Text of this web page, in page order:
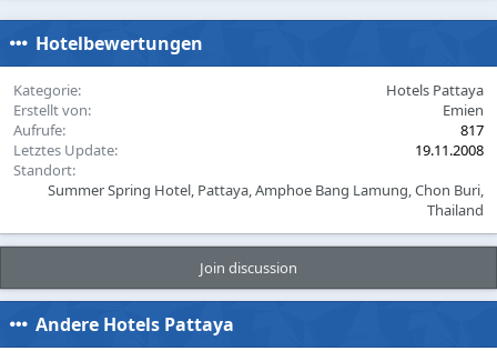
c
t
i
n
s
:
Hotelbewertungen
Kategorie
Hotels Pattaya
Erstellt von
Emien
Aufrufe
817
Letztes Update
19.11.2008
Standort
Summer Spring Hotel, Pattaya, Amphoe Bang Lamung, Chon Buri,
Thailand
Join discussion
Andere Hotels Pattaya